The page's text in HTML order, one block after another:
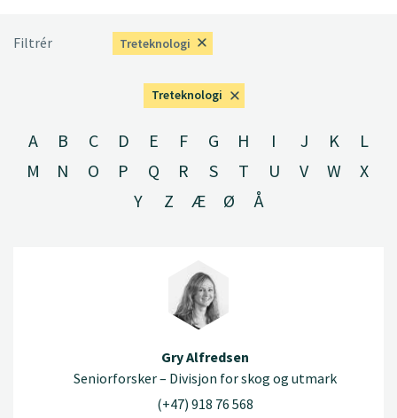
Filtrér Treteknologi
Treteknologi
A B C D E F G H I J K
L
M
N O P Q R S T U V W
X
Y
Z Æ Ø Å
Gry Alfredsen
Seniorforsker – Divisjon for skog og utmark
(+47) 918 76 568